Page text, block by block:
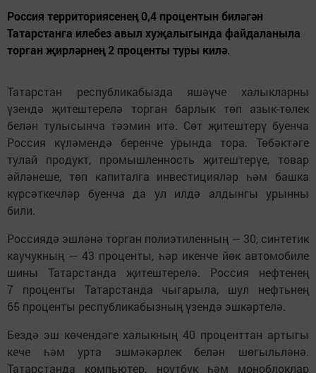
Россия территориясенең 0,4 процентын биләгән
Татарстанга илебез авыл хуҗалыгында файдаланыла
торган җирләрнең 2 проценты туры килә.
Татарстан республикабызда яшәүче халыкларны
үзендә җитештерелә торган барлык төп азык-төлек
белән тулысынча тәэмин итә. Сөт җитештерү буенча
Россия күләмендә беренче урында тора. Төбәктәге
тулай продукт, промышленность җитештерүе, товар
әйләнеше, төп капиталга инвестицияләр һәм башка
күрсәткечләр буенча да ул илдә алдынгы урынны
били.
Россиядә эшләнә торган полиэтиленның — 30, синтетик
каучукның — 43 проценты, һәр икенче йөк автомобиле
шины Татарстанда җитештерелә. Россия нефтенең
7 проценты Татарстанда чыгарыла, шул нефтьнең
65 проценты республикабызның үзендә эшкәртелә.
Бездә эш көчендәге халыкның 40 проценттан артыгы
кече һәм урта эшмәкәрлек белән шөгыльләнә.
Татарстанда компьютер, ноутбук һәм моноблоклар